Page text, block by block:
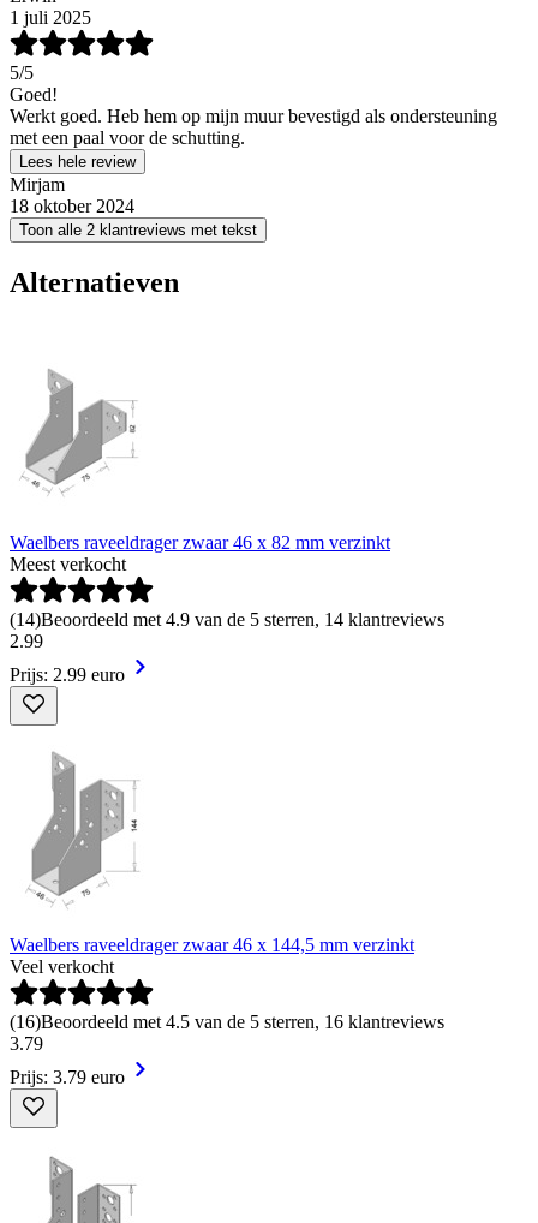
1 juli 2025
5/5
Goed!
Werkt goed. Heb hem op mijn muur bevestigd als ondersteuning
met een paal voor de schutting.
Lees hele review
Mirjam
18 oktober 2024
Toon alle 2 klantreviews met tekst
Alternatieven
Waelbers raveeldrager zwaar 46 x 82 mm verzinkt
Meest verkocht
(14)Beoordeeld met 4.9 van de 5 sterren, 14 klantreviews
2.99
Prijs: 2.99 euro
Waelbers raveeldrager zwaar 46 x 144,5 mm verzinkt
Veel verkocht
(16)Beoordeeld met 4.5 van de 5 sterren, 16 klantreviews
3.79
Prijs: 3.79 euro